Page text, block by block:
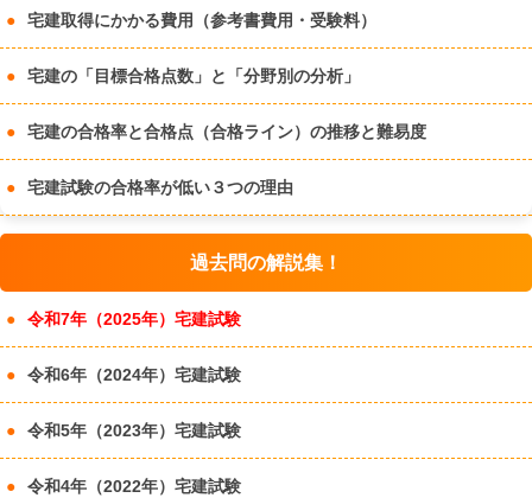
宅建取得にかかる費用（参考書費用・受験料）
宅建の「目標合格点数」と「分野別の分析」
宅建の合格率と合格点（合格ライン）の推移と難易度
宅建試験の合格率が低い３つの理由
過去問の解説集！
令和7年（2025年）宅建試験
令和6年（2024年）宅建試験
令和5年（2023年）宅建試験
令和4年（2022年）宅建試験